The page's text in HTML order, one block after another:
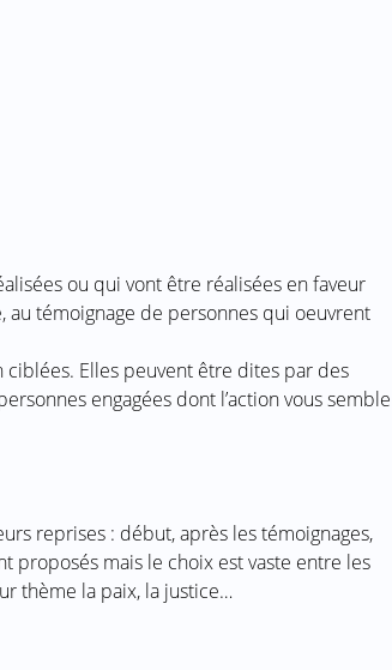
ou qui vont être réalisées en faveur
au témoignage de personnes qui oeuvrent
Elles peuvent être dites par des
engagées dont l’action vous semble
reprises : début, après les témoignages,
proposés mais le choix est vaste entre les
thème la paix, la justice…